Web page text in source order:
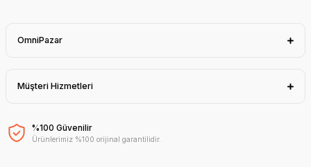
OmniPazar
Müşteri Hizmetleri
%100 Güvenilir
Ürünlerimiz %100 orijinal garantilidir.